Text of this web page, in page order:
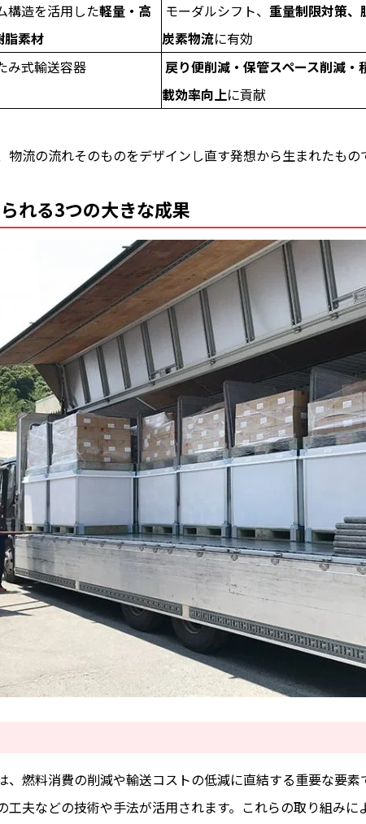
構造を活用した軽量・高
脂素材
モーダルシフト、 重量制限対策、
炭素物流に有効
み式輸送容器
戻り便削減・保管スペース削減・
載効率向上に貢献
流の流れそのものをデザインし直す発想から生まれたもの
れる3つの大きな成果
、燃料消費の削減や輸送コストの低減に直結する重要な要
工夫などの技術や手法が活用されます。これらの取り組みに